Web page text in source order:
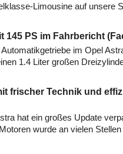
Limousine auf unsere
145 PS im Fahrbericht
im Opel
1.4 Liter großen
frischer Technik und
hat ein großes Update
wurde an vielen Stellen